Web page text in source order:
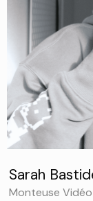
Sarah
Monteuse Vidéo